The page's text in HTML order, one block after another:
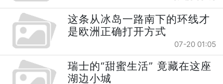
这条从冰岛一路南下的环线才
是欧洲正确打开方式
07-20 01:05
瑞士的“甜蜜生活” 竟藏在这座
湖边小城